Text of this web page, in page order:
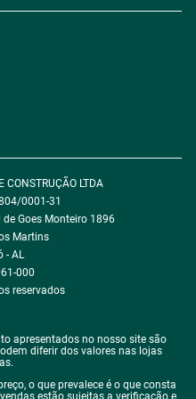
CONSTRUÇÃO LTDA
0001-31
Goes Monteiro 1896
apresentados no nosso site são
diferir dos valores nas lojas
o que prevalece é o que consta